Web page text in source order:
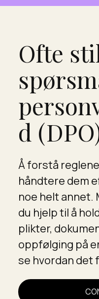
Ofte
d
Å forstå
håndtere dem
noe helt annet.
du hjelp til å
plikter,
oppfølging på
se hvordan det